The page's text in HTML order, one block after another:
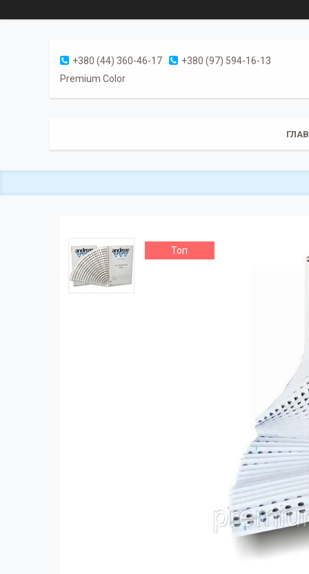
+380 (44) 360-46-17
+380 (97) 594-16-13
Premium Color
Топ